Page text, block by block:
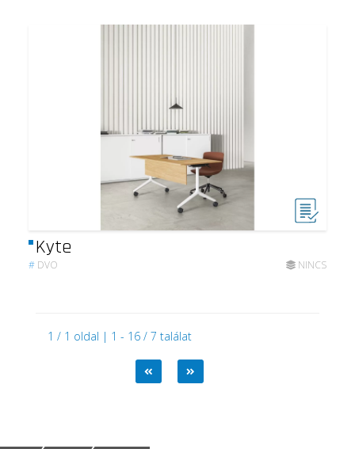
Kyte
# DVO NINCS
1 / 1 oldal | 1 - 16 / 7 találat